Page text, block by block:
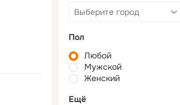
Пол
Любой
Мужской
Женский
Ещё